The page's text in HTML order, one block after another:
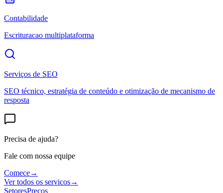
Contabilidade
Escrituracao multiplataforma
Serviços de SEO
SEO técnico, estratégia de conteúdo e otimização de mecanismo de
resposta
Precisa de ajuda?
Fale com nossa equipe
Comece→
Ver todos os servicos→
SetoresPreços